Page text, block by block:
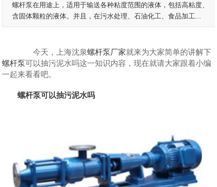
螺杆泵在用途上，适用于输送各种粘度范围的液体，包括高粘度、
含固体颗粒的液体。并且，在污水处理、石油化工、食品加工...
今天，上海沈泉螺杆泵厂家就来为大家简单的讲解下
螺杆泵可以抽污泥水吗这一知识内容，现在就请大家跟着小编
一起来看看吧。
螺杆泵可以抽污泥水吗